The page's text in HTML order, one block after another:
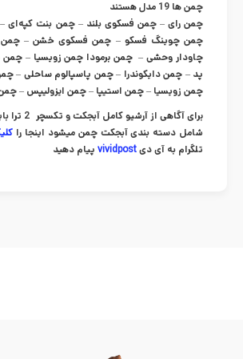
چمن ها 19 مدل هستند
چمن رای – چمن فسکوی بلند – چمن بنت کپه‌ای –
چمن چوینگ فسکو – چمن فسکوی خشن – چمن
چاودار وحشی – چمن برمودا چمن زویسیا – چمن
پد – چمن دایکوندرا – چمن پاسپالوم ساحلی –
چمن زویسیا – چمن استیپا – چمن ایزولیپس – چمن
شامل دسته بندی آبجکت چمن میشود اینجا را
تلگرام به آی دی
پیام دهید